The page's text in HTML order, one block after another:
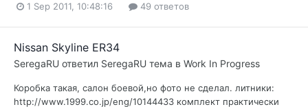
1 Sep 2011, 10:48:16 49 ответов
Nissan Skyline ER34
SeregaRU ответил SeregaRU тема в Work In Progress
Коробка такая, салон боевой,но фото не сделал. литники:
http://www.1999.co.jp/eng/10144433 комплект практически